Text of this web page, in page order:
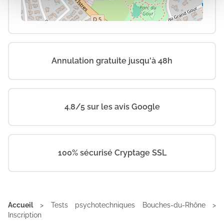
médias sociaux et d'analyser notre trafic. Nous
partageons également des informations sur l'utilisation de
publicité et d'analyse, qui peuvent combiner celles-ci
ou qu'ils ont collectées lors de votre utilisation de leurs
Annulation gratuite jusqu'à 48h
4.8/5 sur les avis Google
100% sécurisé Cryptage SSL
Accueil> Tests psychotechniques Bouches-du-Rhône>
Inscription